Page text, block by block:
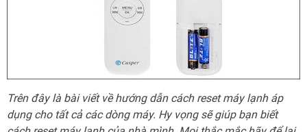
Trên đây là bài viết về hướng dẫn cách reset máy lạnh áp
dụng cho tất cả các dòng máy. Hy vọng sẽ giúp bạn biết